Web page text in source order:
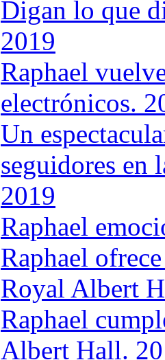
Digan lo que
2019
Raphael
electrónicos.
Un
seguidores en
2019
Raphael
Raphael
Royal Albert
Raphael
Albert Hall.